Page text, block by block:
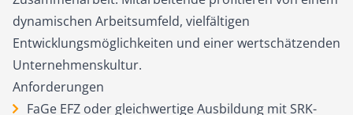
dynamischen Arbeitsumfeld, vielfältigen
Entwicklungsmöglichkeiten und einer wertschätzenden
Unternehmenskultur.
Anforderungen
FaGe EFZ oder gleichwertige Ausbildung mit SRK-